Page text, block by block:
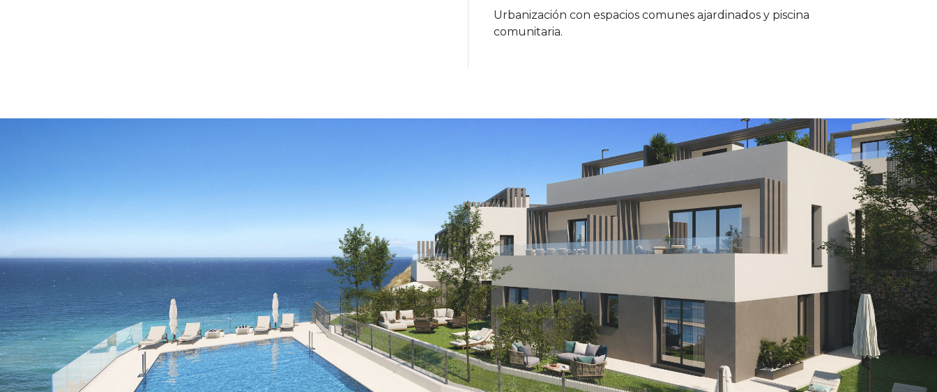
Urbanización con espacios comunes ajardinados y piscina
comunitaria.